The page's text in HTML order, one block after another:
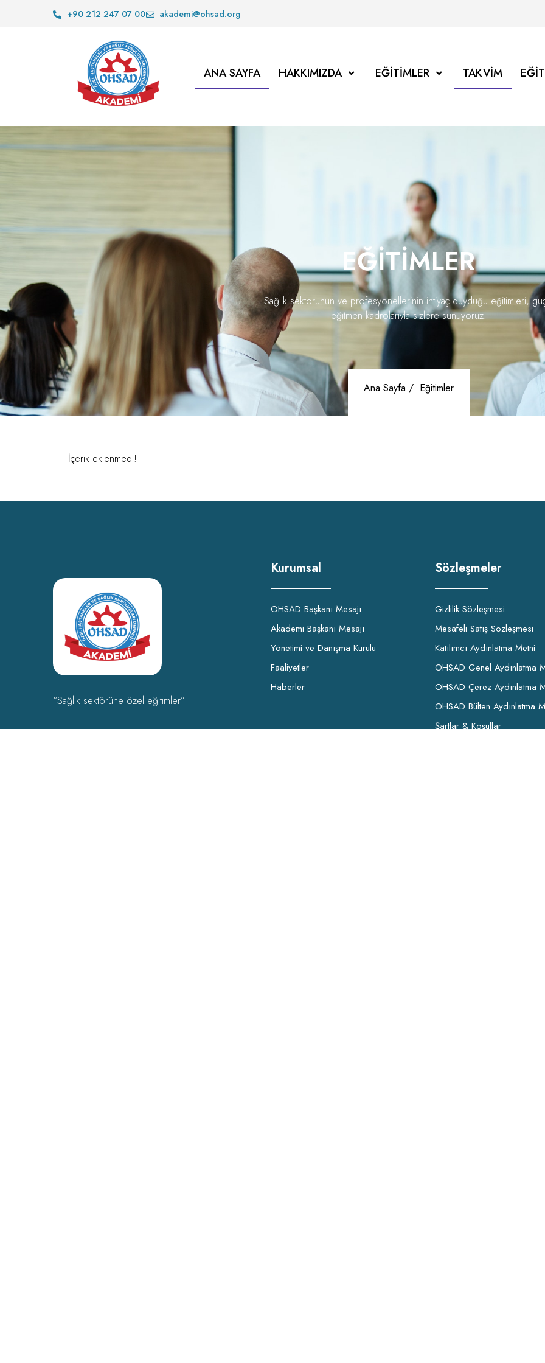
+90 212 247 07 00 akademi@ohsad.org
ANA SAYFA HAKKIMIZDA EĞITIMLER TAKVIM
EĞITIMLER
Sağlık sektörünün ve profesyonellerinin ihtiyaç duyduğu eğitimleri,
eğitmen kadrolarıyla sizlere sunuyoruz.
Ana Sayfa / Eğitimler
İçerik eklenmedi!
“Sağlık sektörüne özel eğitimler”
Kurumsal
OHSAD Başkanı Mesajı
Akademi Başkanı Mesajı
Yönetimi ve Danışma Kurulu
Faaliyetler
Haberler
Sözleşmeler
Gizlilik Sözleşmesi
Mesafeli Satış Sözleşmesi
Katılımcı Aydınlatma Metni
OHSAD Genel Aydınlatma
OHSAD Çerez Aydınlatma
OHSAD Bülten Aydınlatma
Şartlar & Koşullar